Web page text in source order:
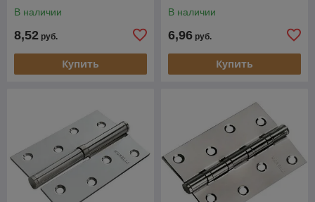
В наличии
8,52 руб.
Купить
В наличии
6,96 руб.
Купить